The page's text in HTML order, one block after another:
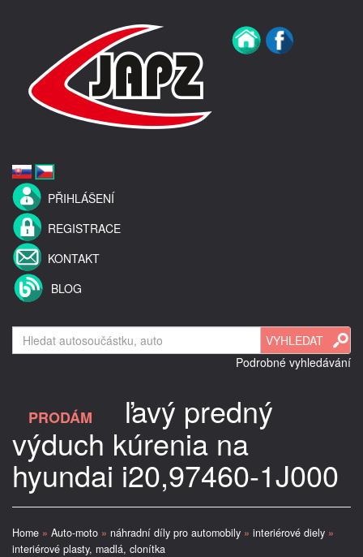
PŘIHLÁŠENÍ
REGISTRACE
KONTAKT
BLOG
Podrobné vyhledávání
PRODÁM ľavý predný
výduch kúrenia na
hyundai i20,97460-1J000
Home » Auto-moto » náhradní díly pro automobily » interiérové diely »
interiérové plasty, madlá, clonítka